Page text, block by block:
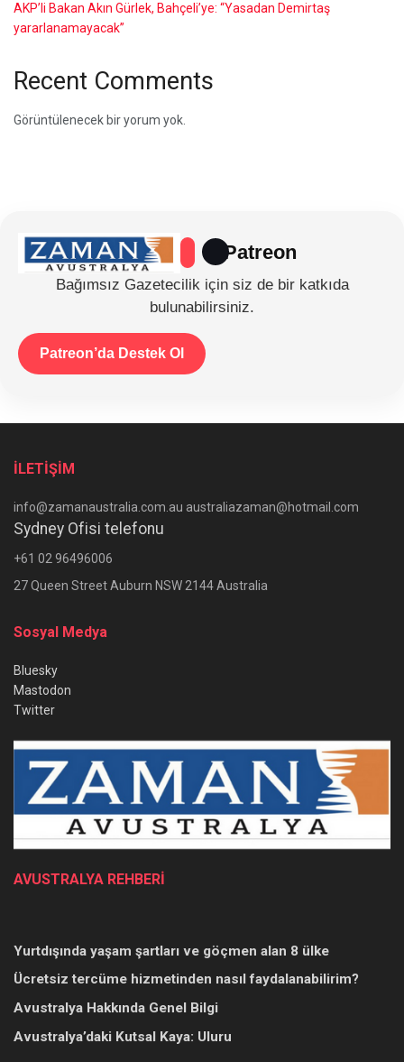
AKP’li Bakan Akın Gürlek, Bahçeli’ye: “Yasadan Demirtaş
yararlanamayacak”
Recent Comments
Görüntülenecek bir yorum yok.
Patreon
Bağımsız Gazetecilik için siz de bir katkıda
bulunabilirsiniz.
Patreon’da Destek Ol
İLETİŞİM
info@zamanaustralia.com.au australiazaman@hotmail.com
Sydney Ofisi telefonu
+61 02 96496006
27 Queen Street Auburn NSW 2144 Australia
Sosyal Medya
Bluesky
Mastodon
Twitter
AVUSTRALYA REHBERİ
Yurtdışında yaşam şartları ve göçmen alan 8 ülke
Ücretsiz tercüme hizmetinden nasıl faydalanabilirim?
Avustralya Hakkında Genel Bilgi
Avustralya’daki Kutsal Kaya: Uluru